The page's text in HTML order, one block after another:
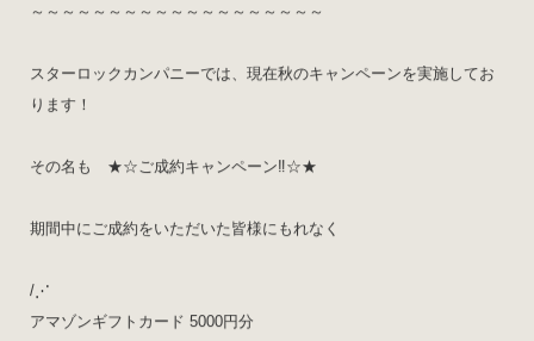
～～～～～～～～～～～～～～～～～～～
スターロックカンパニーでは、現在秋のキャンペーンを実施してお
ります！
その名も ★☆ご成約キャンペーン‼️☆★
期間中にご成約をいただいた皆様にもれなく
/⋰
アマゾンギフトカード 5000円分